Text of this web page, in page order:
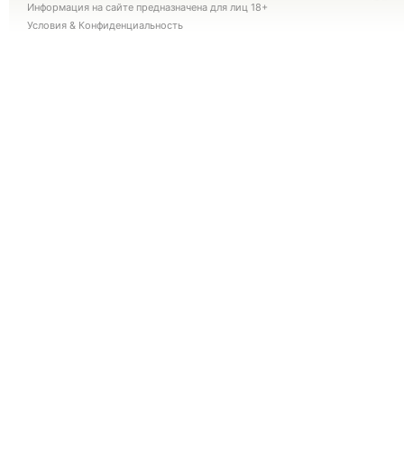
Информация на сайте предназначена для лиц 18+
Условия & Конфиденциальность